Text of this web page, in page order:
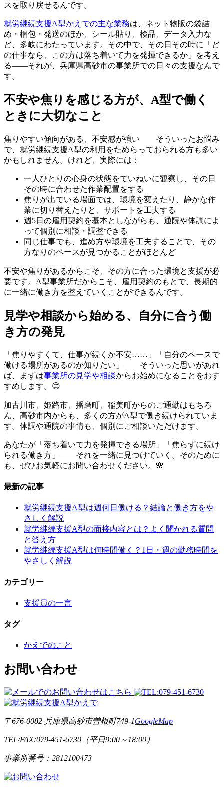
スを取り戻せるんです。
就労継続支援A型かえでの主な業務は、ネット物販の袋詰
め・梱包・発送のほか、シール貼り、検品、データ入力な
ど、多岐にわたっています。その中で、その日その時に「ど
の仕事なら、この方は落ち着いて力を発揮できるか」を考え
る——それが、兵庫県高砂市の事業所での日々の支援なんで
す。
不安や焦りを感じる方が、A型で働く
ときに大切なこと
焦りやすい傾向がある、不安感が強い——そういったお悩み
で、就労継続支援A型の利用をためらっておられる方も多い
かもしれません。けれど、実際には：
一人ひとりの心身の状態をていねいに観察し、その日
その時に合わせた作業配置をする
焦りが出ている場面では、環境を変えたり、静かな作
業に切り替えたりと、サポートを工夫する
週5日の雇用契約を基本としながらも、通院や体調によ
って個別に相談・調整できる
同じ仕事でも、進め方や環境を工夫することで、その
方なりのペースが見つかることがほとんど
不安や焦りがあるからこそ、その方に合った環境と支援が必
要です。A型事業所だからこそ、雇用契約のもとで、長期的
に一緒に働き方を整えていくことができるんです。
見学や相談から始める、自分に合う働
き方の発見
「焦りやすくて、仕事が続くか不安……」「自分のペースで
働ける場所があるのか知りたい」——そういった思いがあれ
ば、まずは事業所の見学や相談からお始めになることをおす
すめします。😊
加古川市、姫路市、播磨町、稲美町からのご通勤はもちろ
ん、高砂市内からも、多くの方がA型で働き続けられていま
す。体調や通院の事情も、個別にご相談いただけます。
あなたが「落ち着いて力を発揮できる場所」「焦らずに続け
られる働き方」——それを一緒に見つけていく。そのために
も、ぜひお気軽にお問い合わせください。🌸
最新の記事
就労継続支援A型は週何日働ける？結論と働き方をや
さしく解説
就労継続支援A型の面接内容とは？よく聞かれる質問
と答え方
就労継続支援A型は何時間働く？1日・週の勤務時間を
やさしく解説
カテゴリー
支援員の一言
タグ
かえでのこと
お問い合わせ
〒676-0082 兵庫県高砂市曽根町749-1GoogleMap
TEL/FAX:079-451-6730（平日9:00～18:00）
事業所番号：2812100473